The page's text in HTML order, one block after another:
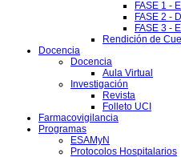
FASE 1 -
FASE 2 -
FASE 3 -
Rendición de
Docencia
Docencia
Aula Virtual
Investigación
Revista
Folleto UCI
Farmacovigilancia
Programas
ESAMyN
Protocolos Hospitalarios